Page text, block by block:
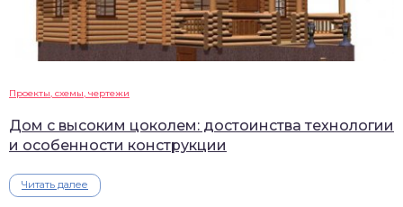
Проекты, схемы, чертежи
Дом с высоким цоколем: достоинства технологии
и особенности конструкции
Читать далее